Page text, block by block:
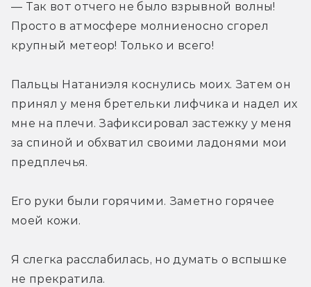
— Так вот отчего не было взрывной волны!
Просто в атмосфере молниеносно сгорел
крупный метеор! Только и всего!
Пальцы Натаниэля коснулись моих. Затем он
принял у меня бретельки лифчика и надел их
мне на плечи. Зафиксировал застежку у меня
за спиной и обхватил своими ладонями мои
предплечья.
Его руки были горячими. Заметно горячее
моей кожи.
Я слегка расслабилась, но думать о вспышке
не прекратила.